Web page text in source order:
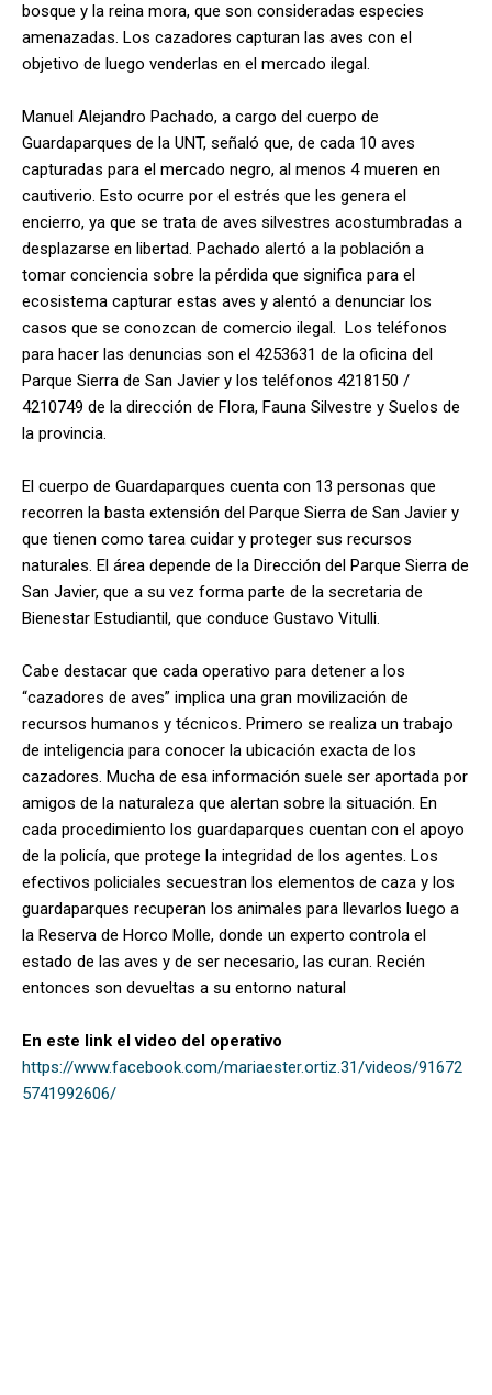
bosque y la reina mora, que son consideradas especies
amenazadas. Los cazadores capturan las aves con el
objetivo de luego venderlas en el mercado ilegal.
Manuel Alejandro Pachado, a cargo del cuerpo de
Guardaparques de la UNT, señaló que, de cada 10 aves
capturadas para el mercado negro, al menos 4 mueren en
cautiverio. Esto ocurre por el estrés que les genera el
encierro, ya que se trata de aves silvestres acostumbradas a
desplazarse en libertad. Pachado alertó a la población a
tomar conciencia sobre la pérdida que significa para el
ecosistema capturar estas aves y alentó a denunciar los
casos que se conozcan de comercio ilegal. Los teléfonos
para hacer las denuncias son el 4253631 de la oficina del
Parque Sierra de San Javier y los teléfonos 4218150 /
4210749 de la dirección de Flora, Fauna Silvestre y Suelos de
la provincia.
El cuerpo de Guardaparques cuenta con 13 personas que
recorren la basta extensión del Parque Sierra de San Javier y
que tienen como tarea cuidar y proteger sus recursos
naturales. El área depende de la Dirección del Parque Sierra de
San Javier, que a su vez forma parte de la secretaria de
Bienestar Estudiantil, que conduce Gustavo Vitulli.
Cabe destacar que cada operativo para detener a los
“cazadores de aves” implica una gran movilización de
recursos humanos y técnicos. Primero se realiza un trabajo
de inteligencia para conocer la ubicación exacta de los
cazadores. Mucha de esa información suele ser aportada por
amigos de la naturaleza que alertan sobre la situación. En
cada procedimiento los guardaparques cuentan con el apoyo
de la policía, que protege la integridad de los agentes. Los
efectivos policiales secuestran los elementos de caza y los
guardaparques recuperan los animales para llevarlos luego a
la Reserva de Horco Molle, donde un experto controla el
estado de las aves y de ser necesario, las curan. Recién
entonces son devueltas a su entorno natural
En este link el video del operativo
https://www.facebook.com/mariaester.ortiz.31/videos/91672
5741992606/